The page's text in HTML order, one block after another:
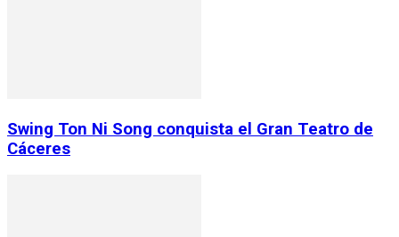
Swing Ton Ni Song conquista el Gran Teatro de
Cáceres